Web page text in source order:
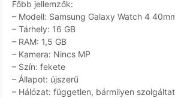
Főbb jellemzők:
– Modell: Samsung Galaxy Watch 4
– Tárhely: 16 GB
– RAM: 1,5 GB
– Kamera: Nincs MP
– Szín: fekete
– Állapot: újszerű
– Hálózat: független, bármilyen